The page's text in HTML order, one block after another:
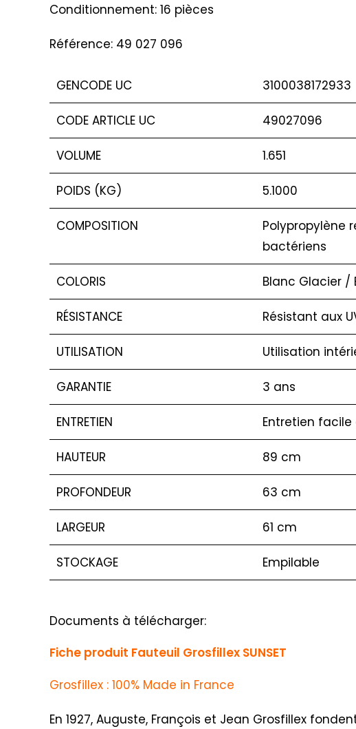
Conditionnement: 16 pièces
Référence: 49 027 096
GENCODE UC 3100038172933
CODE ARTICLE UC 49027096
VOLUME 1.651
POIDS (KG) 5.1000
COMPOSITION
Polypropylène
bactériens
COLORIS Blanc Glacier /
RÉSISTANCE Résistant aux
UTILISATION Utilisation
GARANTIE 3 ans
ENTRETIEN Entretien
HAUTEUR 89 cm
PROFONDEUR 63 cm
LARGEUR 61 cm
STOCKAGE Empilable
Documents à télécharger:
Fiche produit Fauteuil Grosfillex SUNSET
Grosfillex : 100% Made in France
En 1927, Auguste, François et Jean Grosfillex